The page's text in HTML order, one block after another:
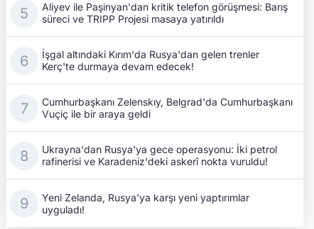
Aliyev ile Paşinyan'dan kritik telefon görüşmesi: Barış
süreci ve TRIPP Projesi masaya yatırıldı
İşgal altındaki Kırım'da Rusya'dan gelen trenler
Kerç'te durmaya devam edecek!
Cumhurbaşkanı Zelenskıy, Belgrad'da Cumhurbaşkanı
Vuçiç ile bir araya geldi
Ukrayna'dan Rusya'ya gece operasyonu: İki petrol
rafinerisi ve Karadeniz'deki askerî nokta vuruldu!
Yeni Zelanda, Rusya'ya karşı yeni yaptırımlar
uyguladı!